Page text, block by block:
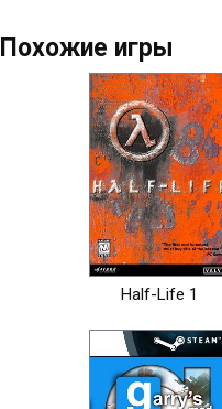
Похожие игры
Half-Life 1